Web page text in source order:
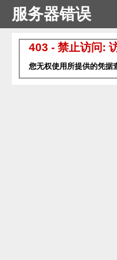
服务器错误
403 - 禁止访问:
您无权使用所提供的凭据